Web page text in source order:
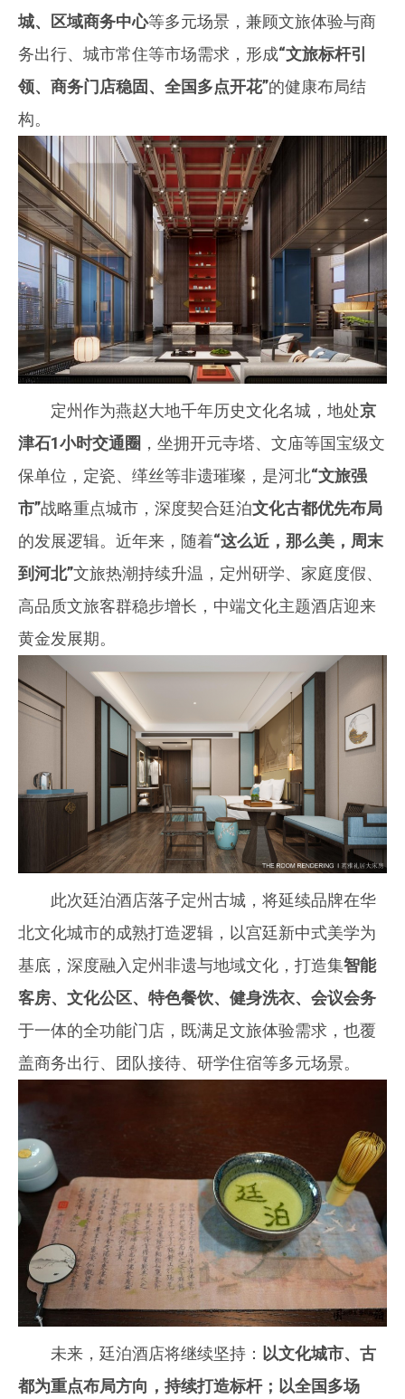
城、区域商务中心等多元场景，兼顾文旅体验与商
务出行、城市常住等市场需求，形成“文旅标杆引
领、商务门店稳固、全国多点开花”的健康布局结
构。
定州作为燕赵大地千年历史文化名城，地处京
津石1小时交通圈 ，坐拥开元寺塔、文庙等国宝级文
保单位，定瓷、缂丝等非遗璀璨，是河北“文旅强
市”战略重点城市，深度契合廷泊文化古都优先布局
的发展逻辑。近年来，随着“这么近，那么美，周末
到河北”文旅热潮持续升温，定州研学、家庭度假、
高品质文旅客群稳步增长，中端文化主题酒店迎来
黄金发展期。
此次廷泊酒店落子定州古城，将延续品牌在华
北文化城市的成熟打造逻辑，以宫廷新中式美学为
基底，深度融入定州非遗与地域文化，打造集智能
客房、文化公区、特色餐饮、健身洗衣、会议会务
于一体的全功能门店，既满足文旅体验需求，也覆
盖商务出行、团队接待、研学住宿等多元场景。
未来，廷泊酒店将继续坚持： 以文化城市、古
都为重点布局方向，持续打造标杆；以全国多场